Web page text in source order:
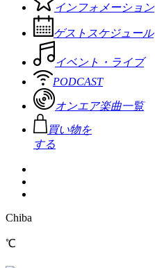
インフォメーション
ゲストスケジュール
イベント・ライブ
PODCAST
オンエア楽曲一覧
買い物を
する
Chiba
℃